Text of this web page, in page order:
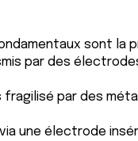
sont
par des
fragilisé par des
une électrode